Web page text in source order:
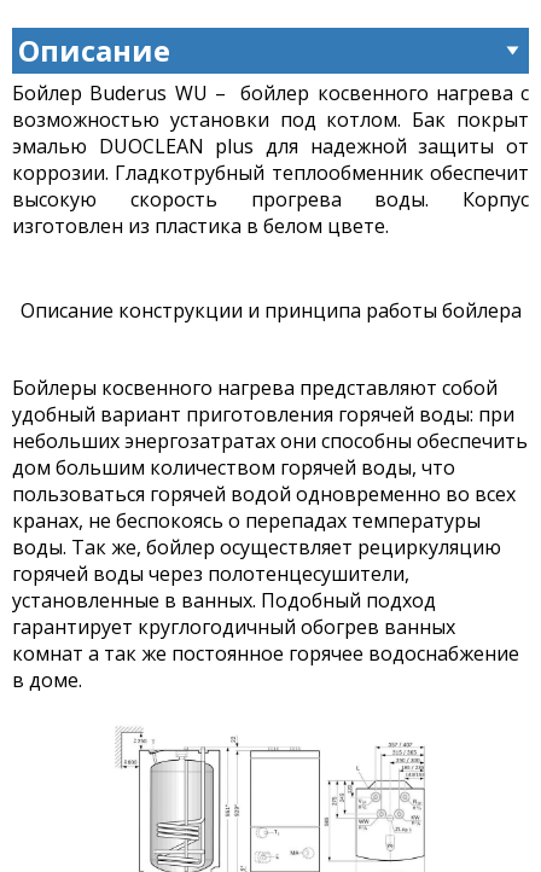
Описание
Бойлер Buderus WU –бойлер косвенного нагрева с
возможностью установки под котлом. Бак покрыт
эмалью DUOCLEAN plus для надежной защиты от
коррозии. Гладкотрубный теплообменник обеспечит
высокую скорость прогрева воды. Корпус
изготовлен из пластика в белом цвете.
Описание конструкции и принципа работы бойлера
Бойлеры косвенного нагрева представляют собой
удобный вариант приготовления горячей воды: при
небольших энергозатратах они способны обеспечить
дом большим количеством горячей воды, что
пользоваться горячей водой одновременно во всех
кранах, не беспокоясь о перепадах температуры
воды. Так же, бойлер осуществляет рециркуляцию
горячей воды через полотенцесушители,
установленные в ванных. Подобный подход
гарантирует круглогодичный обогрев ванных
комнат а так же постоянное горячее водоснабжение
в доме.